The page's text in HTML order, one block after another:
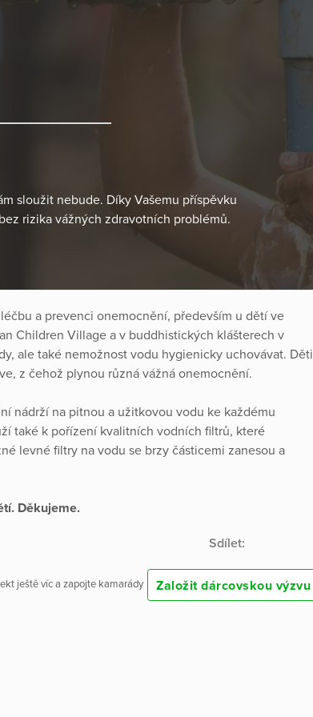
sloužit nebude. Díky Vašemu příspěvku
rizika vážných zdravotních problémů.
a prevenci onemocnění, především u dětí ve
Children Village a v buddhistických klášterech v
ale také nemožnost vodu hygienicky uchovávat. Děti
z čehož plynou různá vážná onemocnění.
nádrží na pitnou a užitkovou vodu ke každému
také k pořízení kvalitních vodních filtrů, které
levné filtry na vodu se brzy částicemi zanesou a
Děkujeme.
Sdílet:
ještě víc a zapojte kamarády Založit dárcovskou výzvu